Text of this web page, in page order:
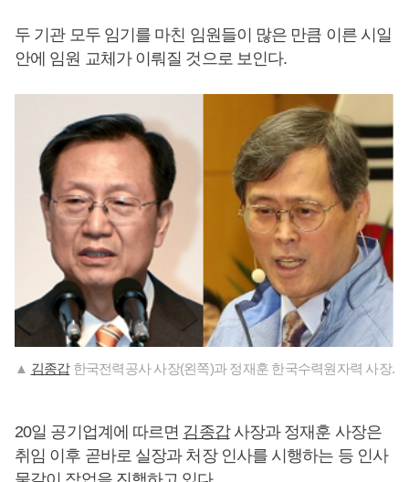
두 기관 모두 임기를 마친 임원들이 많은 만큼 이른 시일
안에 임원 교체가 이뤄질 것으로 보인다.
▲ 김종갑한국전력공사 사장(왼쪽)과 정재훈 한국수력원자력 사장.
20일 공기업계에 따르면 김종갑사장과 정재훈 사장은
취임 이후 곧바로 실장과 처장 인사를 시행하는 등 인사